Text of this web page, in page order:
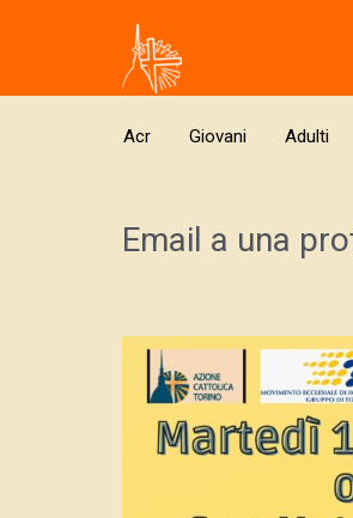
Skip to main content
Acr Giovani Adulti
Email a una